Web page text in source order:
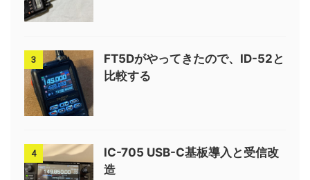
3
FT5Dがやってきたので、ID-52と
比較する
4
IC-705 USB-C基板導入と受信改
造